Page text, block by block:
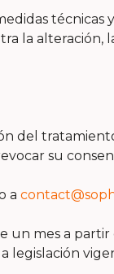
técnicas
la alteración,
del
su
a
un mes a
legislación